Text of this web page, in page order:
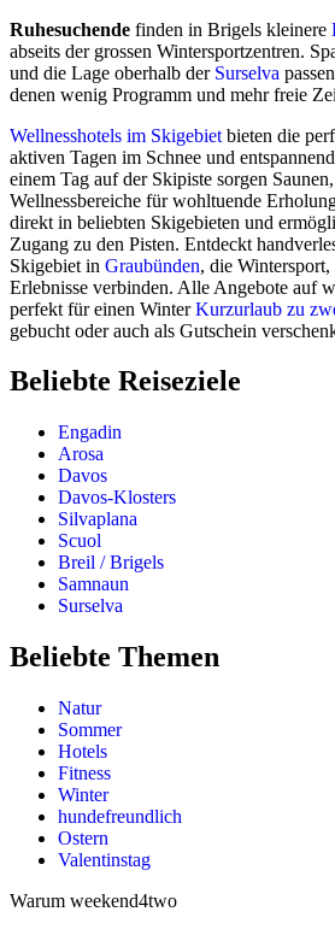
Ruhesuchende finden in Brigels kleinere
abseits der grossen Wintersportzentren.
und die Lage oberhalb der Surselva
denen wenig Programm und mehr freie
Wellnesshotels im Skigebiet bieten die
aktiven Tagen im Schnee und
einem Tag auf der Skipiste sorgen
Wellnessbereiche für wohltuende
direkt in beliebten Skigebieten und
Zugang zu den Pisten. Entdeckt
Skigebiet in Graubünden, die
Erlebnisse verbinden. Alle Angebote auf
perfekt für einen WinterKurzurlaub zu
gebucht oder auch als Gutschein
Beliebte Reiseziele
Engadin
Arosa
Davos
Davos-Klosters
Silvaplana
Scuol
Breil / Brigels
Samnaun
Surselva
Beliebte Themen
Natur
Sommer
Hotels
Fitness
Winter
hundefreundlich
Ostern
Valentinstag
Warum weekend4two